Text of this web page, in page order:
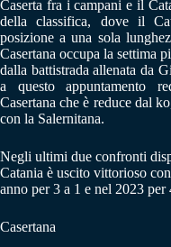
Caserta fra i campani e il
della classifica, dove il
posizione a una sola
Casertana occupa la settima
dalla battistrada allenata da
a questo appuntamento
Casertana che è reduce dal
con la Salernitana.
Negli ultimi due confronti
Catania è uscito vittorioso
anno per 3 a 1 e nel 2023 per
Casertana